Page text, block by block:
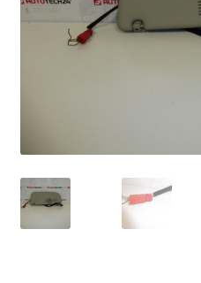
Minha conta
Procedimento de Reclamação